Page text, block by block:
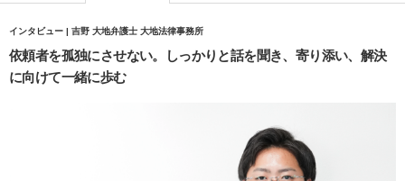
インタビュー | 吉野 大地弁護士 大地法律事務所
依頼者を孤独にさせない。しっかりと話を聞き、寄り添い、解決
に向けて一緒に歩む